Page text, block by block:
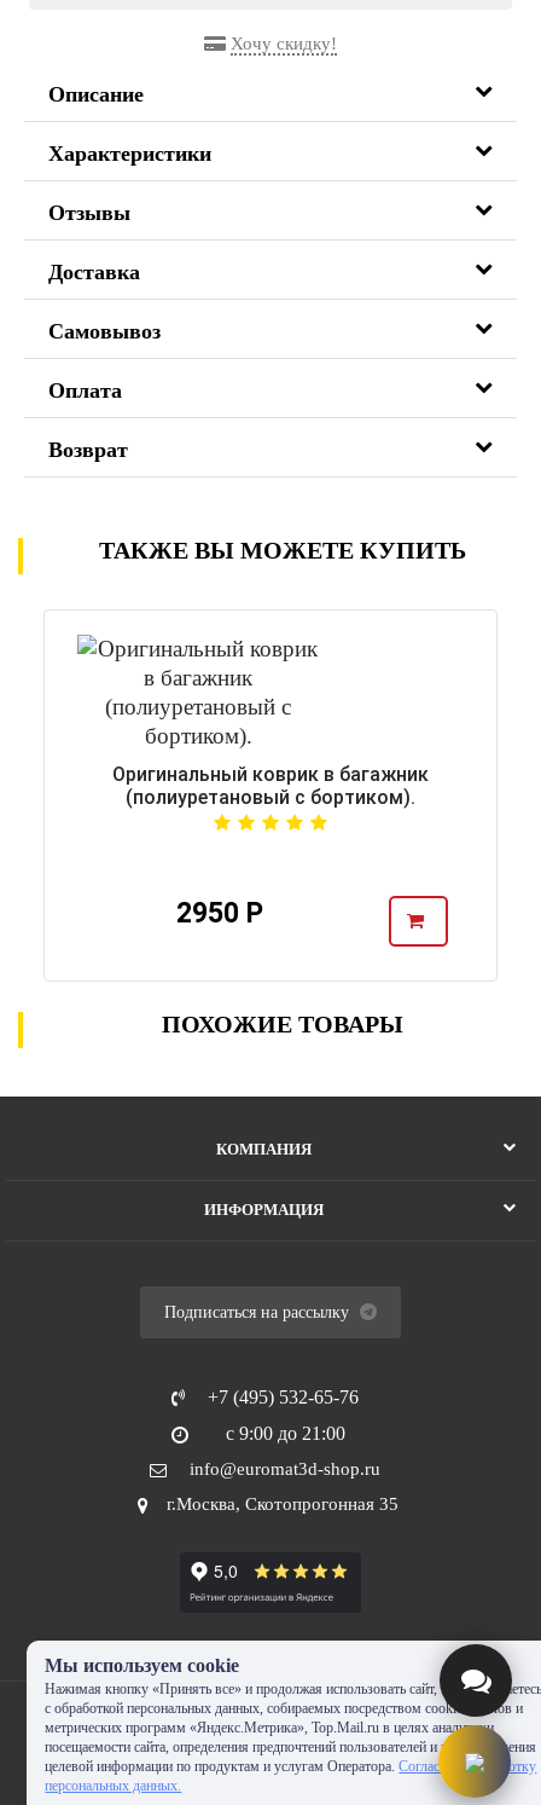
Хочу скидку!
Описание
Характеристики
Отзывы
Доставка
Самовывоз
Оплата
Возврат
ТАКЖЕ ВЫ МОЖЕТЕ КУПИТЬ
Оригинальный коврик в багажник
(полиуретановый с бортиком).
2950 Р
ПОХОЖИЕ ТОВАРЫ
КОМПАНИЯ
ИНФОРМАЦИЯ
Подписаться на рассылку
+7 (495) 532-65-76
с 9:00 до 21:00
info@euromat3d-shop.ru
г.Москва, Скотопрогонная 35
© 2010-2024 - EUROMAT|3D-SHOP.RU. Все права защищены. Копирование
Мы используем cookie
Нажимая кнопку «Принять все» и продолжая использовать сайт, Вы
с обработкой персональных данных, собираемых посредством cookie-файлов и
метрических программ «Яндекс.Метрика», Top.Mail.ru в целях аналитики
посещаемости сайта, определения предпочтений пользователей и предоставления
целевой информации по продуктам и услугам Оператора.Согласие на обработку
персональных данных.